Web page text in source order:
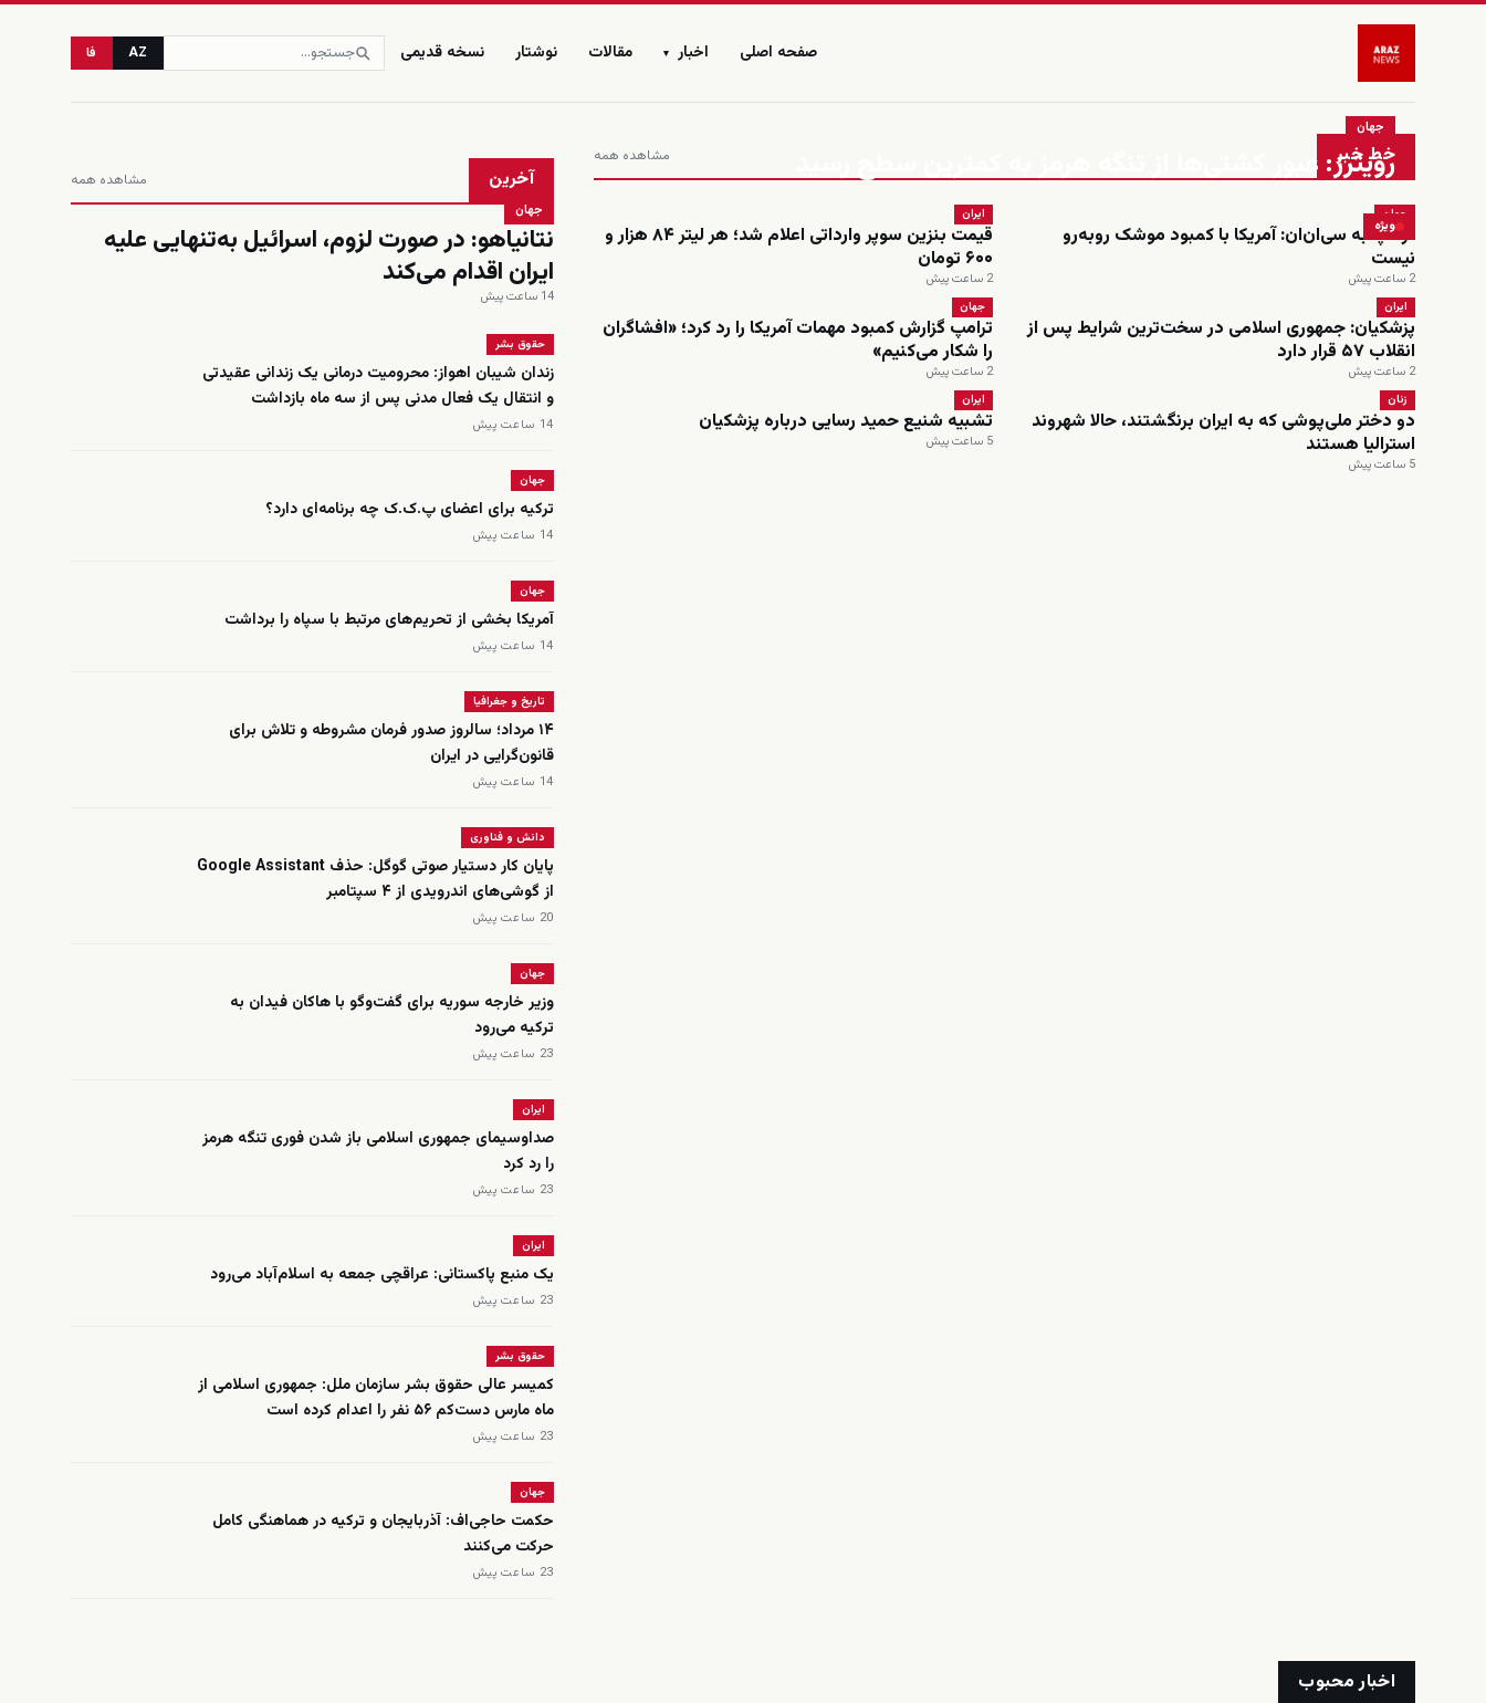
صفحه اصلی اخبار ▾ مقالات نوشتار نسخه قدیمی AZ فا
زنده خط خبر مشاهده همه
ویژه
جهان
رویترز: عبور کشتی‌ها از تنگه هرمز به کمترین سطح رسید
جهان
ترامپ به سی‌ان‌ان: آمریکا با کمبود موشک روبه‌رو
نیست
2 ساعت پیش
ایران
قیمت بنزین سوپر وارداتی اعلام شد؛ هر لیتر ۸۴ هزار و
۶۰۰ تومان
2 ساعت پیش
ایران
پزشکیان: جمهوری اسلامی در سخت‌ترین شرایط پس از
انقلاب ۵۷ قرار دارد
2 ساعت پیش
جهان
ترامپ گزارش کمبود مهمات آمریکا را رد کرد؛ «افشاگران
را شکار می‌کنیم»
2 ساعت پیش
زنان
دو دختر ملی‌پوشی که به ایران برنگشتند، حالا شهروند
استرالیا هستند
5 ساعت پیش
ایران
تشبیه شنیع حمید رسایی درباره پزشکیان
5 ساعت پیش
آخرین مشاهده همه
جهان
نتانیاهو: در صورت لزوم، اسرائیل به‌تنهایی علیه
ایران اقدام می‌کند
14 ساعت پیش
حقوق بشر
زندان شیبان اهواز: محرومیت درمانی یک زندانی عقیدتی
و انتقال یک فعال مدنی پس از سه ماه بازداشت
14 ساعت پیش
جهان
ترکیه برای اعضای پ.ک.ک چه برنامه‌ای دارد؟
14 ساعت پیش
جهان
آمریکا بخشی از تحریم‌های مرتبط با سپاه را برداشت
14 ساعت پیش
تاریخ و جغرافیا
۱۴ مرداد؛ سالروز صدور فرمان مشروطه و تلاش برای
قانون‌گرایی در ایران
14 ساعت پیش
دانش و فناوری
پایان کار دستیار صوتی گوگل: حذف Google Assistant
از گوشی‌های اندرویدی از ۴ سپتامبر
20 ساعت پیش
جهان
وزیر خارجه سوریه برای گفت‌وگو با هاکان فیدان به
ترکیه می‌رود
23 ساعت پیش
ایران
صداوسیمای جمهوری اسلامی باز شدن فوری تنگه هرمز
را رد کرد
23 ساعت پیش
ایران
یک منبع پاکستانی: عراقچی جمعه به اسلام‌آباد می‌رود
23 ساعت پیش
حقوق بشر
کمیسر عالی حقوق بشر سازمان ملل: جمهوری اسلامی از
ماه مارس دست‌کم ۵۶ نفر را اعدام کرده است
23 ساعت پیش
جهان
حکمت حاجی‌اف: آذربایجان و ترکیه در هماهنگی کامل
حرکت می‌کنند
23 ساعت پیش
اخبار محبوب